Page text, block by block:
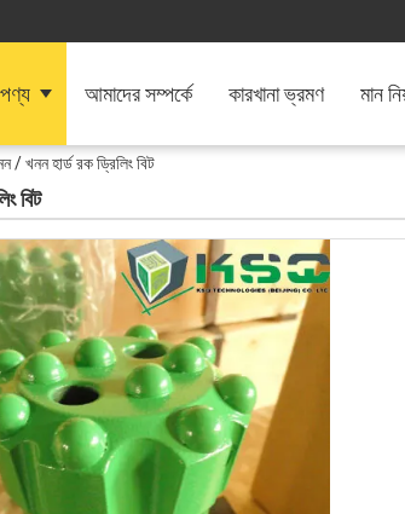
পণ্য আমাদের সম্পর্কে কারখানা ভ্রমণ মান
/ খনন হার্ড রক ড্রিলিং বিট
বিট